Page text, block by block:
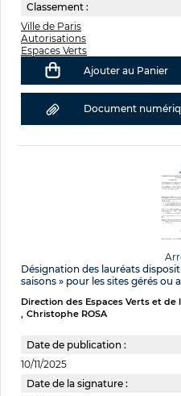
Classement :
Ville de Paris
Autorisations
Espaces Verts
Ajouter au Panier
Document
Désignation des lauréats
saisons » pour les sites gérés ou
Direction des Espaces Verts et
Christophe ROSA
Date de publication :
10/11/2025
Date de la signature :